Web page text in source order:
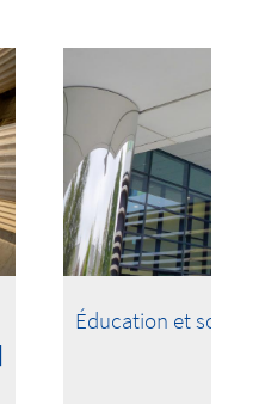
Éducation et